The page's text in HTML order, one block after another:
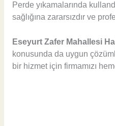
Perde yıkamalarında
sağlığına zararsızdır ve
Eseyurt Zafer Mahallesi
konusunda da uygun
bir hizmet için firmamızı